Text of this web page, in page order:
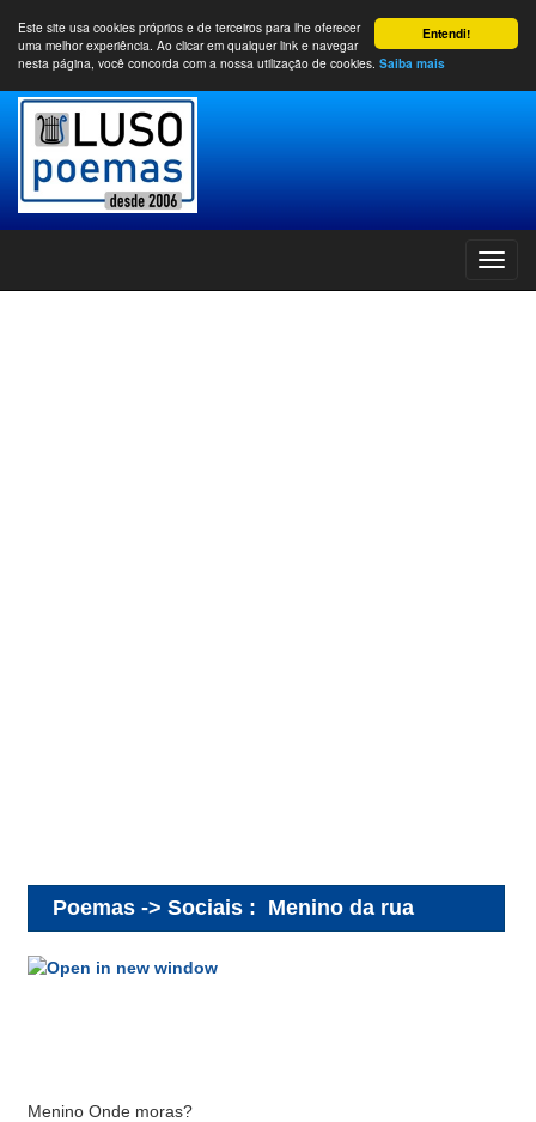
Entendi!
Este site usa cookies próprios e de terceiros para lhe oferecer
uma melhor experiência. Ao clicar em qualquer link e navegar
nesta página, você concorda com a nossa utilização de cookies. Saiba mais
Poemas -> Sociais : Menino da rua
Menino Onde moras?